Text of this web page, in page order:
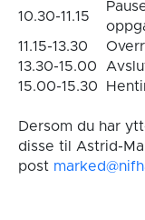
10.30-11.15
11.15-13.30
13.30-15.00
15.00-15.30
Dersom du har
disse til Astrid-
post